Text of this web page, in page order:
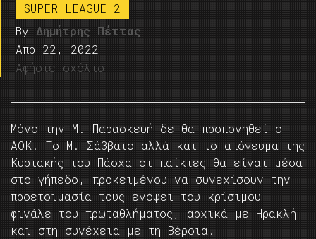
SUPER LEAGUE 2
By Δημήτρης Πέττας
Απρ 22, 2022
Αφήστε σχόλιο
Μόνο την Μ. Παρασκευή δε θα προπονηθεί ο
ΑΟΚ. Το Μ. Σάββατο αλλά και το απόγευμα της
Κυριακής του Πάσχα οι παίκτες θα είναι μέσα
στο γήπεδο, προκειμένου να συνεχίσουν την
προετοιμασία τους ενόψει του κρίσιμου
φινάλε του πρωταθλήματος, αρχικά με Ηρακλή
και στη συνέχεια με τη Βέροια.